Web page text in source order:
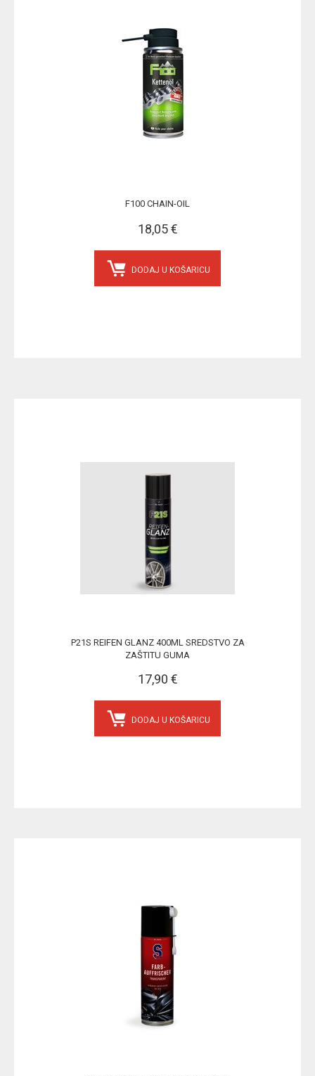
F100 CHAIN-OIL
18,05 €
DODAJ U KOŠARICU
P21S REIFEN GLANZ 400ML SREDSTVO ZA
ZAŠTITU GUMA
17,90 €
DODAJ U KOŠARICU